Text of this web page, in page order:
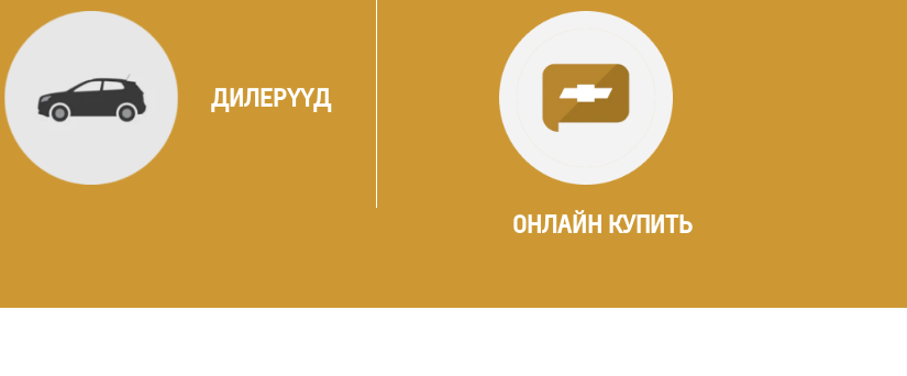
ДИЛЕРҮҮД
ОНЛАЙН КУПИТЬ